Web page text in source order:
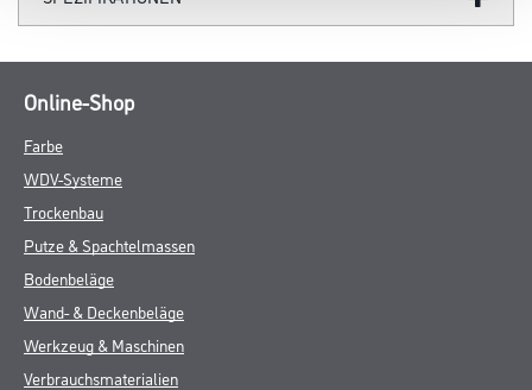
Online-Shop
Farbe
WDV-Systeme
Trockenbau
Putze & Spachtelmassen
Bodenbeläge
Wand- & Deckenbeläge
Werkzeug & Maschinen
Verbrauchsmaterialien